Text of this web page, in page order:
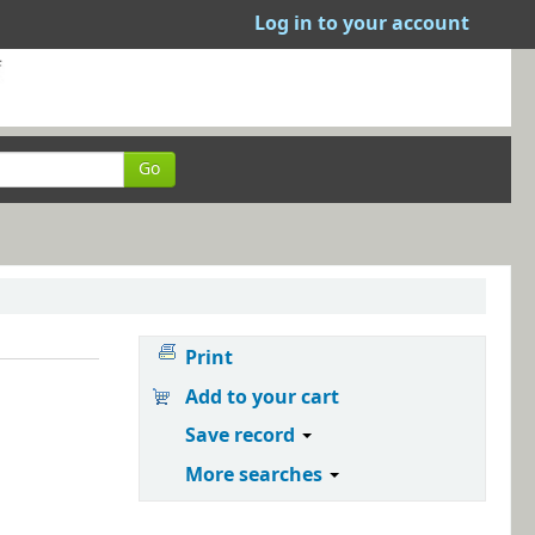
Log in to your account
Go
Print
Add to your cart
Save record
More searches